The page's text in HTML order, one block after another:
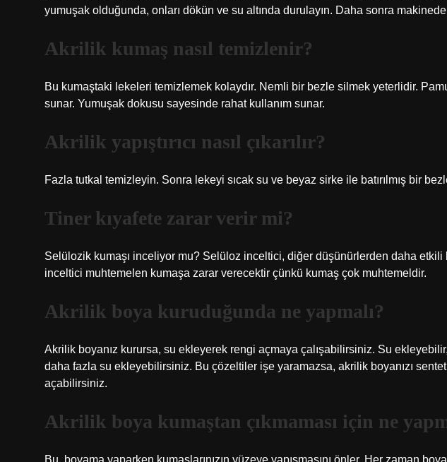
yumuşak olduğunda, onları dökün ve su altında durulayın. Daha sonra
Akrilik kumaş nasıl temizlenir?
Bu kumaştaki lekeleri temizlemek kolaydır. Nemli bir bezle silmek yeterlidir.
sunar. Yumuşak dokusu sayesinde rahat kullanım sunar.
Akrilik yapıştırıcı nasıl çıkarılır?
Fazla tutkal temizleyin. Sonra lekeyi sıcak su ve beyaz sirke ile batırılmış bir
Tiner kıyafete zarar verir mi?
Selülozik kumaşı inceliyor mu? Selüloz inceltici, diğer düşünürlerden daha
inceltici muhtemelen kumaşa zarar verecektir çünkü kumaş çok muhtemeldir.
Akrilik boya kuruduğunda ne yapmalı?
Akrilik boyanız kurursa, su ekleyerek rengi açmaya çalışabilirsiniz. Su
daha fazla su ekleyebilirsiniz. Bu çözeltiler işe yaramazsa, akrilik boyanızı
açabilirsiniz.
Akrilik boya kumaştan çıkmaması için ne
Bu, boyama yaparken kumaşlarınızın yüzeye yapışmasını önler. Her zaman